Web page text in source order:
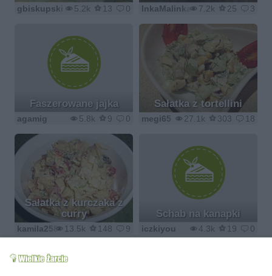
5.2k 13 0
gbiskupski 7.2k 25 3
InkaMalinka
Faszerowane jajka
5.8k 9 0
agamig
Sałatka z tortellini
27.1k 303 18
megi65
Sałatka z kurczaka z
curry
13.5k 148 9
kamila258
Schab na kanapki
4.3k 19 0
iczkiyou